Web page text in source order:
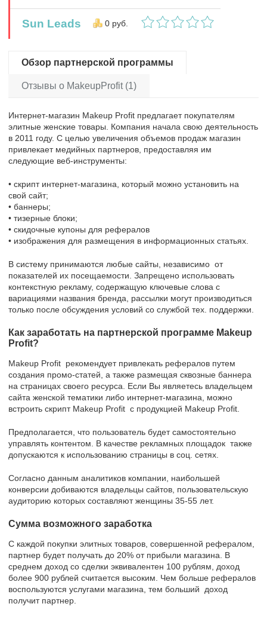
Sun Leads 0 руб.
Обзор партнерской программы
Отзывы о MakeupProfit (1)
Интернет-магазин Makeup Profit предлагает покупателям
элитные женские товары. Компания начала свою деятельность
в 2011 году. С целью увеличения объемов продаж магазин
привлекает медийных партнеров, предоставляя им
следующие веб-инструменты:
• скрипт интернет-магазина, который можно установить на
свой сайт;
• баннеры;
• тизерные блоки;
• скидочные купоны для рефералов
• изображения для размещения в информационных статьях.
В систему принимаются любые сайты, независимо от
показателей их посещаемости. Запрещено использовать
контекстную рекламу, содержащую ключевые слова с
вариациями названия бренда, рассылки могут производиться
только после обсуждения условий со службой тех. поддержки.
Как заработать на партнерской программе Makeup
Profit?
Makeup Profit рекомендует привлекать рефералов путем
создания промо-статей, а также размещая сквозные баннера
на страницах своего ресурса. Если Вы являетесь владельцем
сайта женской тематики либо интернет-магазина, можно
встроить скрипт Makeup Profit с продукцией Makeup Profit.
Предполагается, что пользователь будет самостоятельно
управлять контентом. В качестве рекламных площадок также
допускаются к использованию страницы в соц. сетях.
Согласно данным аналитиков компании, наибольшей
конверсии добиваются владельцы сайтов, пользовательскую
аудиторию которых составляют женщины 35-55 лет.
Сумма возможного заработка
С каждой покупки элитных товаров, совершенной рефералом,
партнер будет получать до 20% от прибыли магазина. В
среднем доход со сделки эквивалентен 100 рублям, доход
более 900 рублей считается высоким. Чем больше рефералов
воспользуются услугами магазина, тем больший доход
получит партнер.